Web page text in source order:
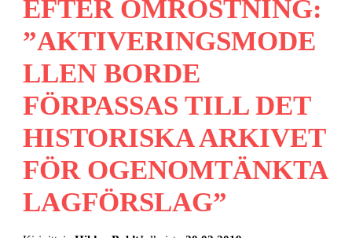
EFTER OMRÖSTNING:
”AKTIVERINGSMODE
LLEN BORDE
FÖRPASSAS TILL DET
HISTORISKA ARKIVET
FÖR OGENOMTÄNKTA
LAGFÖRSLAG”